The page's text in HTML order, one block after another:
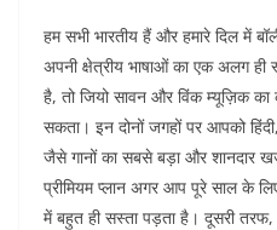
हम सभी भारतीय हैं और हमारे दिल में
अपनी क्षेत्रीय भाषाओं का एक अलग
है, तो जियो सावन और विंक म्यूज़िक का
सकता। इन दोनों जगहों पर आपको
जैसे गानों का सबसे बड़ा और शानदार
प्रीमियम प्लान अगर आप पूरे साल के
में बहुत ही सस्ता पड़ता है। दूसरी